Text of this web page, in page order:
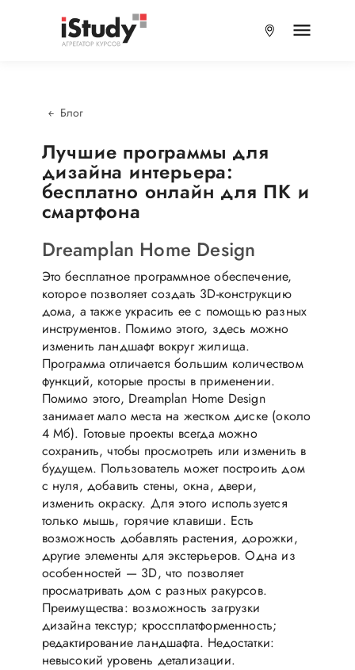
Блог
Лучшие программы для
дизайна интерьера:
бесплатно онлайн для ПК и
смартфона
Dreamplan Home Design
Это бесплатное программное обеспечение,
которое позволяет создать 3D-конструкцию
дома, а также украсить ее с помощью разных
инструментов. Помимо этого, здесь можно
изменить ландшафт вокруг жилища.
Программа отличается большим количеством
функций, которые просты в применении.
Помимо этого, Dreamplan Home Design
занимает мало места на жестком диске (около
4 Мб). Готовые проекты всегда можно
сохранить, чтобы просмотреть или изменить в
будущем. Пользователь может построить дом
с нуля, добавить стены, окна, двери,
изменить окраску. Для этого используется
только мышь, горячие клавиши. Есть
возможность добавлять растения, дорожки,
другие элементы для экстерьеров. Одна из
особенностей — 3D, что позволяет
просматривать дом с разных ракурсов.
Преимущества: возможность загрузки
дизайна текстур; кроссплатформенность;
редактирование ландшафта. Недостатки:
невысокий уровень детализации.